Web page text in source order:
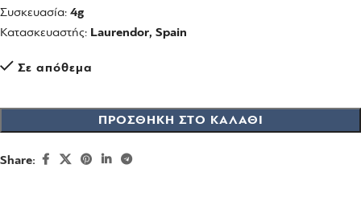
Συσκευασία: 4g
Κατασκευαστής: Laurendor, Spain
Σε απόθεμα
ΠΡΟΣΘΉΚΗ ΣΤΟ ΚΑΛΆΘΙ
Share: